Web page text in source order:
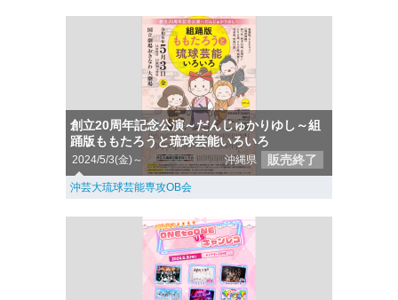
創立20周年記念公演～だんじゅかりゆし～組
踊版ももたろうと琉球芸能いろいろ
2024/5/3(金)～ 沖縄県 販売終了
沖芸大琉球芸能専攻OB会